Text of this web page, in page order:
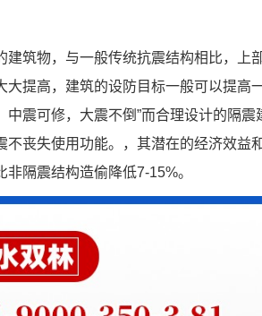
建筑物，与一般传统抗震结构相比，上
大提高，建筑的设防目标一般可以提高
中震可修，大震不倒”而合理设计的隔
不丧失使用功能。，其潜在的经济效益
隔震结构造偷降低7-15%。